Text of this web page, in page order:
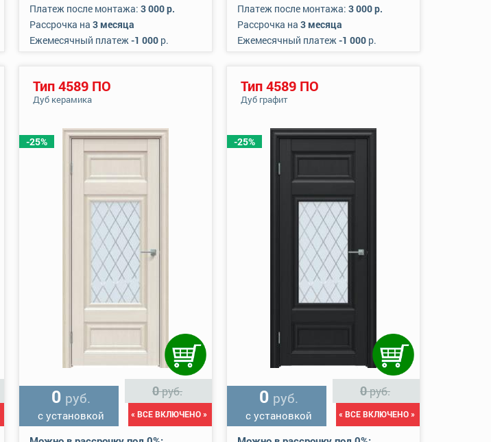
Платеж после монтажа: 3 000 р.
Рассрочка на 3 месяца
Ежемесячный платеж-1 000 р.
Платеж после монтажа: 3 000 р.
Рассрочка на 3 месяца
Ежемесячный платеж-1 000 р.
-25%
Тип 4589 ПО
Дуб керамика
0 руб.
с установкой
0руб.
« ВСЕ ВКЛЮЧЕНО »
-25%
Тип 4589 ПО
Дуб графит
0 руб.
с установкой
0руб.
« ВСЕ ВКЛЮЧЕНО »